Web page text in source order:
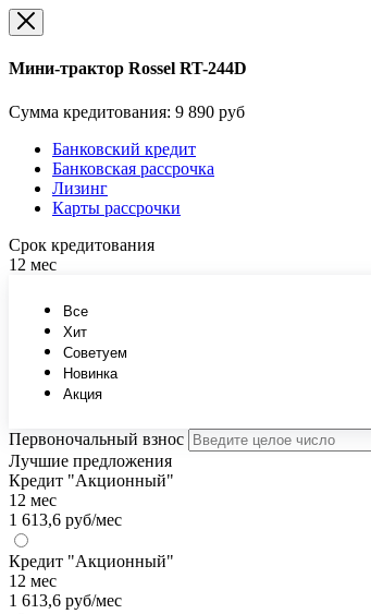
Мини-трактор Rossel RT-244D
Сумма кредитования: 9 890 руб
Банковский кредит
Банковская рассрочка
Лизинг
Карты рассрочки
Срок кредитования
12 мес
Все
Хит
Советуем
Новинка
Акция
Первоночальный взнос
Лучшие предложения
Кредит "Акционный"
12 мес
1 613,6 руб/мес
Кредит "Акционный"
12 мес
1 613,6 руб/мес